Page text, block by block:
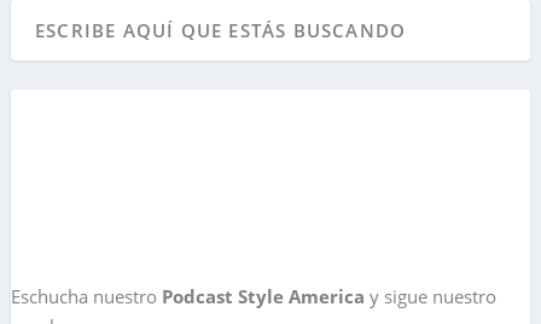
Eschucha nuestro Podcast Style America y sigue nuestro